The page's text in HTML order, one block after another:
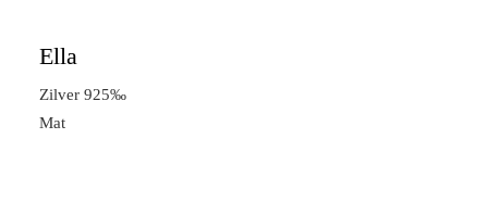
Ella
Zilver 925‰
Mat